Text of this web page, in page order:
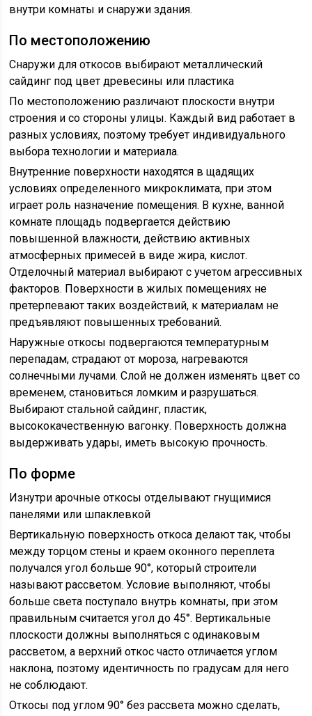
внутри комнаты и снаружи здания.
По местоположению
Снаружи для откосов выбирают металлический
сайдинг под цвет древесины или пластика
По местоположению различают плоскости внутри
строения и со стороны улицы. Каждый вид работает в
разных условиях, поэтому требует индивидуального
выбора технологии и материала.
Внутренние поверхности находятся в щадящих
условиях определенного микроклимата, при этом
играет роль назначение помещения. В кухне, ванной
комнате площадь подвергается действию
повышенной влажности, действию активных
атмосферных примесей в виде жира, кислот.
Отделочный материал выбирают с учетом агрессивных
факторов. Поверхности в жилых помещениях не
претерпевают таких воздействий, к материалам не
предъявляют повышенных требований.
Наружные откосы подвергаются температурным
перепадам, страдают от мороза, нагреваются
солнечными лучами. Слой не должен изменять цвет со
временем, становиться ломким и разрушаться.
Выбирают стальной сайдинг, пластик,
высококачественную вагонку. Поверхность должна
выдерживать удары, иметь высокую прочность.
По форме
Изнутри арочные откосы отделывают гнущимися
панелями или шпаклевкой
Вертикальную поверхность откоса делают так, чтобы
между торцом стены и краем оконного переплета
получался угол больше 90°, который строители
называют рассветом. Условие выполняют, чтобы
больше света поступало внутрь комнаты, при этом
правильным считается угол до 45°. Вертикальные
плоскости должны выполняться с одинаковым
рассветом, а верхний откос часто отличается углом
наклона, поэтому идентичность по градусам для него
не соблюдают.
Откосы под углом 90° без рассвета можно сделать,